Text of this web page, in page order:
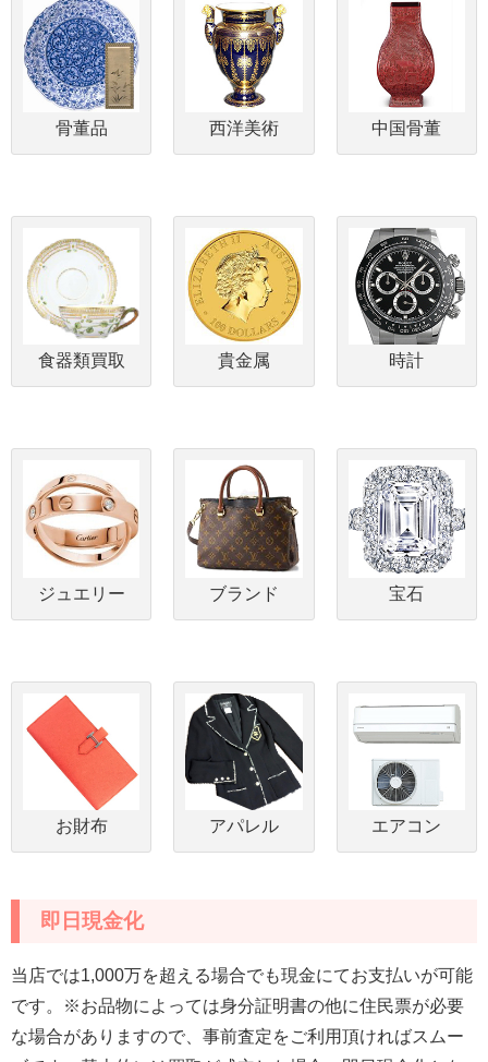
骨董品 西洋美術 中国骨董
食器類買取 貴金属 時計
ジュエリー ブランド 宝石
お財布 アパレル エアコン
即日現金化
当店では1,000万を超える場合でも現金にてお支払いが可能
です。※お品物によっては身分証明書の他に住民票が必要
な場合がありますので、事前査定をご利用頂ければスムー